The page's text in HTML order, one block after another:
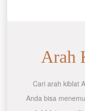
Arah
Cari arah kiblat
Anda bisa